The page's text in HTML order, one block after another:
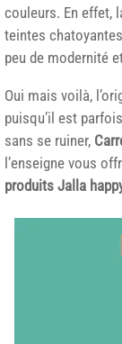
couleurs. En effet,
teintes
peu de modernité
Oui mais voilà,
puisqu’il est
sans se ruiner,
l’enseigne vous
produits Jalla